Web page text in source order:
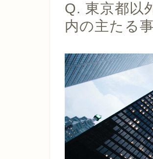
Q. 東京都以
内の主たる